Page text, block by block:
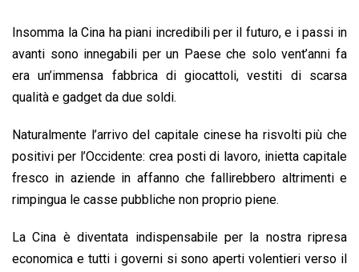
Insomma la Cina ha piani incredibili per il futuro, e i passi in
avanti sono innegabili per un Paese che solo vent’anni fa
era un’immensa fabbrica di giocattoli, vestiti di scarsa
qualità e gadget da due soldi.
Naturalmente l’arrivo del capitale cinese ha risvolti più che
positivi per l’Occidente: crea posti di lavoro, inietta capitale
fresco in aziende in affanno che fallirebbero altrimenti e
rimpingua le casse pubbliche non proprio piene.
La Cina è diventata indispensabile per la nostra ripresa
economica e tutti i governi si sono aperti volentieri verso il